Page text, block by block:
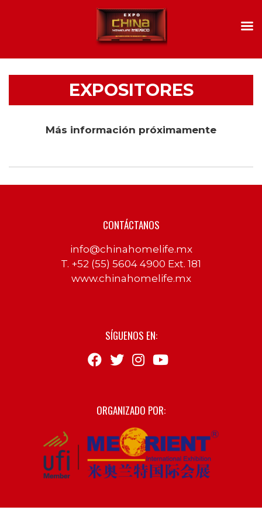
EXPOSITORES
Más información próximamente
CONTÁCTANOS
info@chinahomelife.mx
T. +52 (55) 5604 4900 Ext. 181
www.chinahomelife.mx
SÍGUENOS EN:
ORGANIZADO POR: